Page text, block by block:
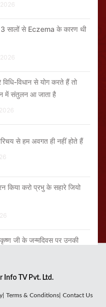
सालों से Eczema के कारण थी
विधान से योग करते हैं तो
में संतुलन आ जाता है
से हम अवगत ही नहीं होते हैं
किया करो प्रभु के सहारे जियो
जी के जन्मदिवस पर उनकी
बालों को अनदेखा नहीं करना
Info TV Pvt. Ltd.
Terms & Conditions| Contact Us